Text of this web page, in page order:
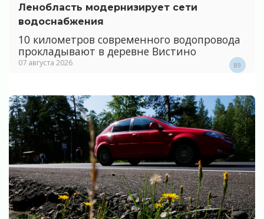
Ленобласть модернизирует сети
водоснабжения
10 километров современного водопровода
прокладывают в деревне Вистино
07 августа 2026 89